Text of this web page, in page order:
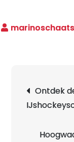
Ontdek